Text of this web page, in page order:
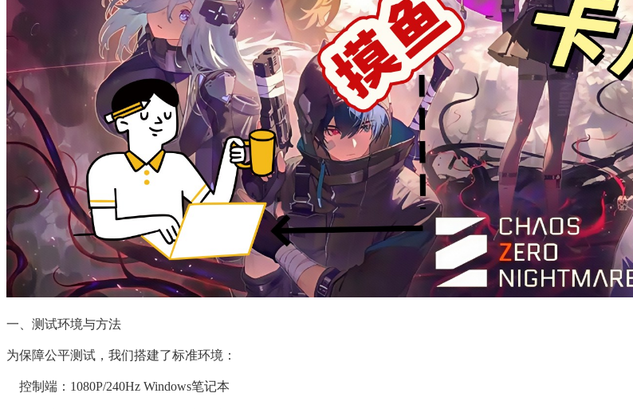
一、测试环境与方法
为保障公平测试，我们搭建了标准环境：
控制端：1080P/240Hz Windows笔记本